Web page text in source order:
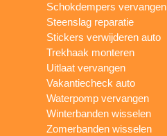
Schokdempers vervangen
Steenslag reparatie
Stickers verwijderen auto
Trekhaak monteren
Uitlaat vervangen
Vakantiecheck auto
Waterpomp vervangen
Winterbanden wisselen
Zomerbanden wisselen